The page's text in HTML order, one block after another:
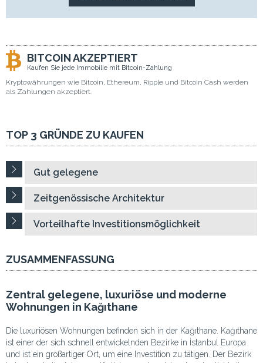
BITCOIN AKZEPTIERT
Kaufen Sie jede Immobilie mit Bitcoin-Zahlung
Kryptowährungen wie Bitcoin, Ethereum, Ripple und Bitcoin Cash werden
als Zahlungen akzeptiert.
TOP 3 GRÜNDE ZU KAUFEN
Gut gelegene
Zeitgenössische Architektur
Vorteilhafte Investitionsmöglichkeit
ZUSAMMENFASSUNG
Zentral gelegene, luxuriöse und moderne
Wohnungen in Kağıthane
Die luxuriösen Wohnungen befinden sich in der Kağıthane. Kağıthane
ist einer der sich schnell entwickelnden Bezirke in İstanbul Europa
und ist ein großartiger Ort, um eine Investition zu tätigen. Der Bezirk